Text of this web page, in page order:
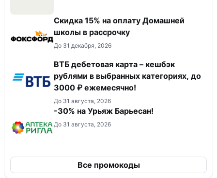
Скидка 15% на оплату Домашней
школы в рассрочку
До 31 декабря, 2026
ВТБ дебетовая карта – кешбэк
рублями в выбранных категориях, до
3000 ₽ ежемесячно!
До 31 августа, 2026
-30% на Урьяж Барьесан!
До 31 августа, 2026
Все промокоды